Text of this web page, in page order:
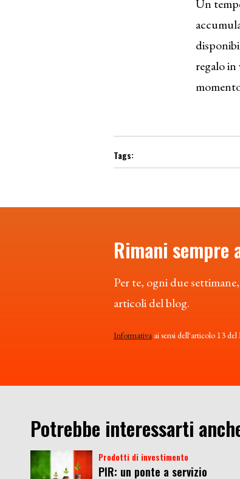
Un
regalo
Rimani sempre
Per te, ogni due
articoli del blog.
Informativaai sensi dell'articolo 13
Potrebbe interessarti
Prodotti di investimento
PIR: un ponte a servizio